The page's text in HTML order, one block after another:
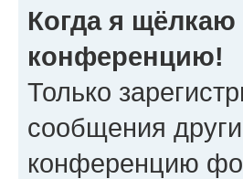
Когда я
конференцию!
Только
сообщения
конференцию